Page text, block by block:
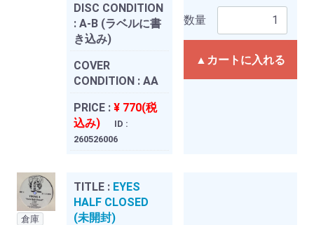
DISC CONDITION
: A-B (ラベルに書
き込み)
COVER
CONDITION : AA
PRICE : ¥ 770(税
込み)
ID :
260526006
数量
▲カートに入れる
倉庫
TITLE : EYES
HALF CLOSED
(未開封)